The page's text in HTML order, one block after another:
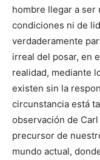
hombre llegar a ser
condiciones ni de
verdaderamente
irreal del posar, en
realidad, mediante
existen sin la
circunstancia está
observación de
precursor de
mundo actual,